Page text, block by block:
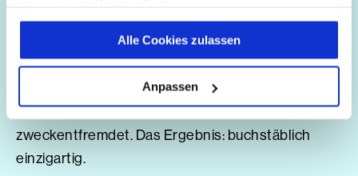
Alle Cookies zulassen
Anpassen
User B, sieht die Site im besten Fall auch jeweils
unterschiedlich aus. Wir haben zur Lösung dieses
Wiederspruchs eine revolutionäre Struktur auf die
Beine gestellt, ein durchdachtes Tagging-System
implementiert und einen Chatbot
zweckentfremdet. Das Ergebnis: buchstäblich
einzigartig.